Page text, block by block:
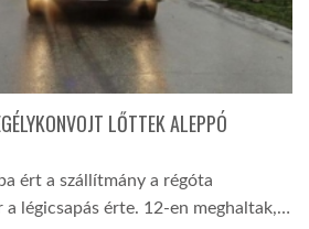
LŐTTEK ALEPPÓ
ért a szállítmány a régóta
a légicsapás érte. 12-en meghaltak,…